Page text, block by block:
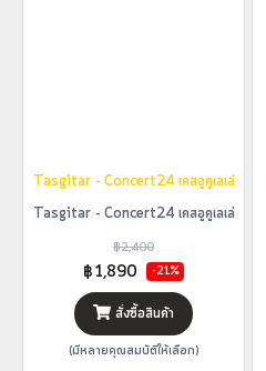
Tasgitar - Concert24 เคสอูคูเลเล่
Tasgitar - Concert24 เคสอูคูเลเล่
฿2,400
฿1,890 -21%
สั่งซื้อสินค้า
(มีหลายคุณสมบัติให้เลือก)